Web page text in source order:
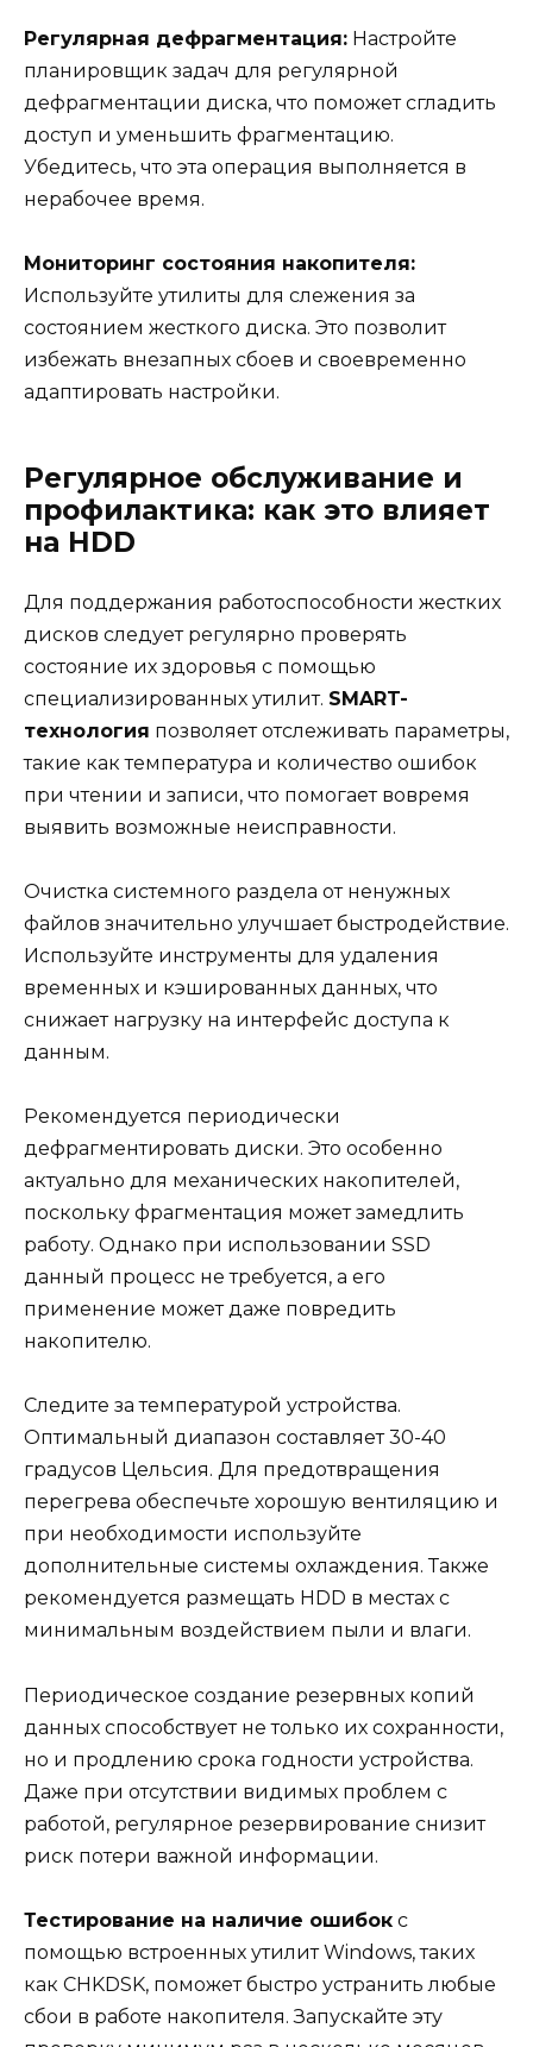
Регулярная дефрагментация: Настройте
планировщик задач для регулярной
дефрагментации диска, что поможет сгладить
доступ и уменьшить фрагментацию.
Убедитесь, что эта операция выполняется в
нерабочее время.
Мониторинг состояния накопителя:
Используйте утилиты для слежения за
состоянием жесткого диска. Это позволит
избежать внезапных сбоев и своевременно
адаптировать настройки.
Регулярное обслуживание и
профилактика: как это влияет
на HDD
Для поддержания работоспособности жестких
дисков следует регулярно проверять
состояние их здоровья с помощью
специализированных утилит. SMART-
технология позволяет отслеживать параметры,
такие как температура и количество ошибок
при чтении и записи, что помогает вовремя
выявить возможные неисправности.
Очистка системного раздела от ненужных
файлов значительно улучшает быстродействие.
Используйте инструменты для удаления
временных и кэшированных данных, что
снижает нагрузку на интерфейс доступа к
данным.
Рекомендуется периодически
дефрагментировать диски. Это особенно
актуально для механических накопителей,
поскольку фрагментация может замедлить
работу. Однако при использовании SSD
данный процесс не требуется, а его
применение может даже повредить
накопителю.
Следите за температурой устройства.
Оптимальный диапазон составляет 30-40
градусов Цельсия. Для предотвращения
перегрева обеспечьте хорошую вентиляцию и
при необходимости используйте
дополнительные системы охлаждения. Также
рекомендуется размещать HDD в местах с
минимальным воздействием пыли и влаги.
Периодическое создание резервных копий
данных способствует не только их сохранности,
но и продлению срока годности устройства.
Даже при отсутствии видимых проблем с
работой, регулярное резервирование снизит
риск потери важной информации.
Тестирование на наличие ошибок с
помощью встроенных утилит Windows, таких
как CHKDSK, поможет быстро устранить любые
сбои в работе накопителя. Запускайте эту